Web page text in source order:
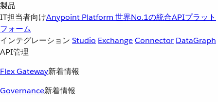
製品
IT担当者向けAnypoint Platform 世界No.1の統合APIプラット
フォーム
インテグレーション Studio ExchangeConnector DataGraph
API管理
Flex Gateway新着情報
Governance新着情報